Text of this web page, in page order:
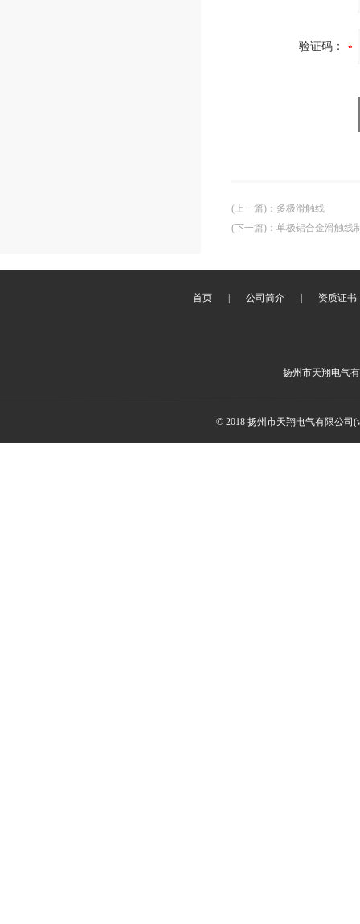
验证码：
(上一篇) ： 多极滑触线
(下一篇) ： 单极铝合金滑触线
首页 公司简介 资质证书
扬州市天翔电气
© 2018 扬州市天翔电气有限公司